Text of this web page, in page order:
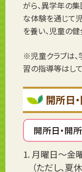
がら、異学年の
な体験を通じて
を養い、児童の
※児童クラブは
習の指導等はし
開所日
開所日・開
月曜日～金
（ただし、